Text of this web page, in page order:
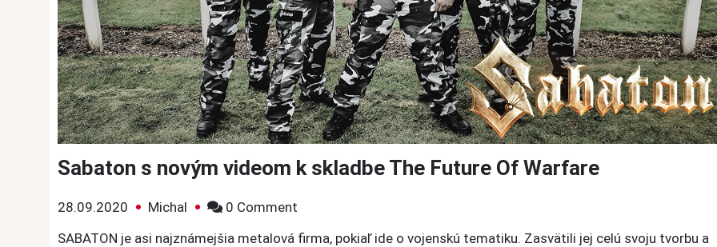
Sabaton s novým videom k skladbe The Future Of Warfare
28.09.2020 Michal 0 Comment
SABATON je asi najznámejšia metalová firma, pokiaľ ide o vojenskú tematiku. Zasvätili jej celú svoju tvorbu a